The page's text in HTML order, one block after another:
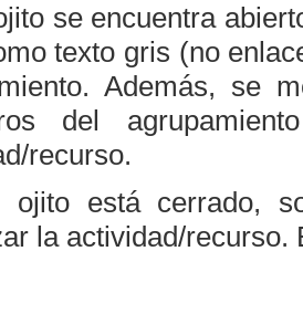
se encuentra
texto gris (no
Además, se
del
recurso.
está cerrado,
la actividad/recurso.